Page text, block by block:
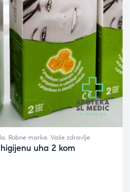
, Robne marke, Vaše zdravlje
uha 2 kom